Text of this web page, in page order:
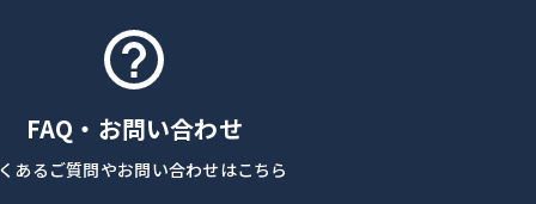
FAQ・お問い合わせ
あるご質問やお問い合わせはこちら